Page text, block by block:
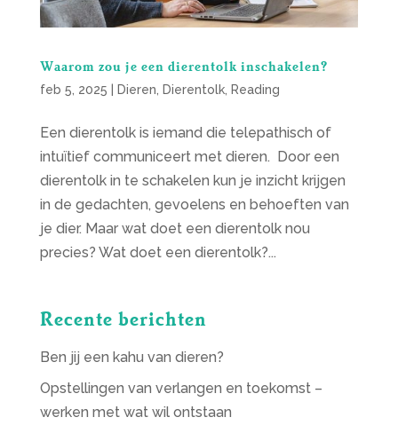
Waarom zou je een dierentolk inschakelen?
feb 5, 2025 Dieren Dierentolk, Reading
Een dierentolk is iemand die telepathisch of
intuïtief communiceert met dieren. Door een
dierentolk in te schakelen kun je inzicht krijgen
in de gedachten, gevoelens en behoeften van
je dier. Maar wat doet een dierentolk nou
precies? Wat doet een dierentolk?...
Recente berichten
Ben jij een kahu van dieren?
Opstellingen van verlangen en toekomst –
werken met wat wil ontstaan